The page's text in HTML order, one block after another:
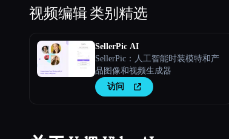
视频编辑类别精选
SellerPic AI
SellerPic：人工智能时装模特和产
品图像和视频生成器
访问